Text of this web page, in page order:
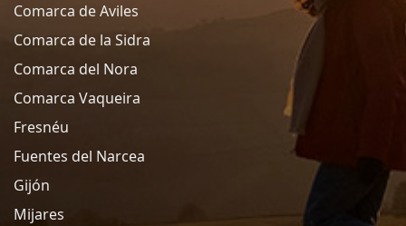
Comarca de Aviles
Comarca de la Sidra
Comarca del Nora
Comarca Vaqueira
Fresnéu
Fuentes del Narcea
Gijón
Mijares